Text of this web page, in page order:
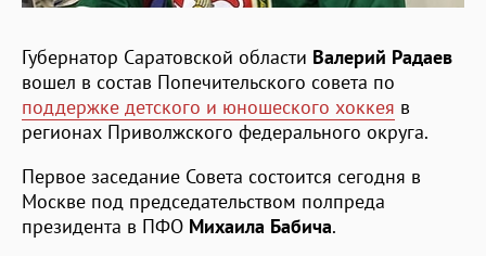
Губернатор Саратовской области Валерий Радаев
вошел в состав Попечительского совета по
поддержке детского и юношеского хоккея в
регионах Приволжского федерального округа.
Первое заседание Совета состоится сегодня в
Москве под председательством полпреда
президента в ПФО Михаила Бабича.